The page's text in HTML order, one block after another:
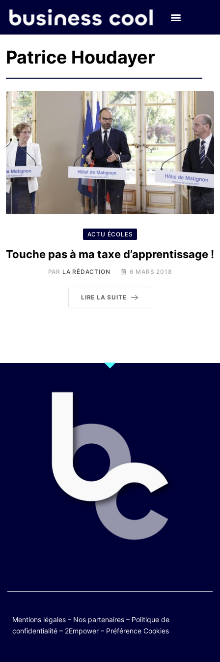
Patrice Houdayer
ACTU ÉCOLES
Touche pas à ma taxe d’apprentissage !
PAR LA RÉDACTION 6 MARS 2018
LIRE LA SUITE
Mentions légales – Nos partenaires – Politique de
confidentialité – 2Empower – Préférence Cookies